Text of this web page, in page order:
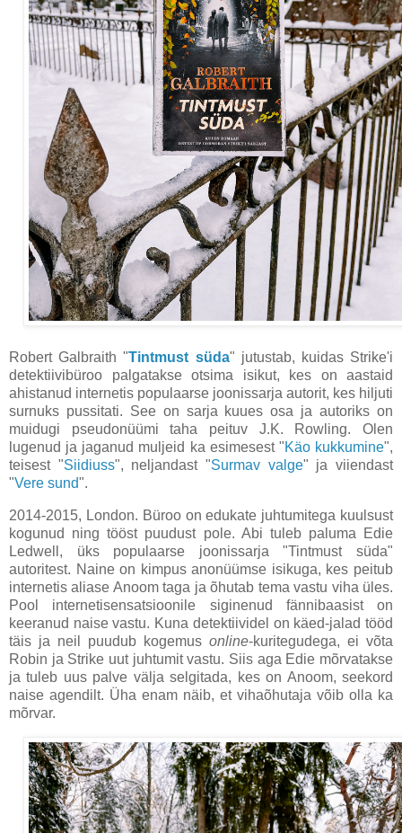
Robert Galbraith "Tintmust süda" jutustab, kuidas Strike'i
detektiivibüroo palgatakse otsima isikut, kes on aastaid
ahistanud internetis populaarse joonissarja autorit, kes hiljuti
surnuks pussitati. See on sarja kuues osa ja autoriks on
muidugi pseudonüümi taha peituv J.K. Rowling. Olen
lugenud ja jaganud muljeid ka esimesest "Käo kukkumine",
teisest "Siidiuss", neljandast "Surmav valge" ja viiendast
"Vere sund".
2014-2015, London. Büroo on edukate juhtumitega kuulsust
kogunud ning tööst puudust pole. Abi tuleb paluma Edie
Ledwell, üks populaarse joonissarja "Tintmust süda"
autoritest. Naine on kimpus anonüümse isikuga, kes peitub
internetis aliase Anoom taga ja õhutab tema vastu viha üles.
Pool internetisensatsioonile siginenud fännibaasist on
keeranud naise vastu. Kuna detektiividel on käed-jalad tööd
täis ja neil puudub kogemus online-kuritegudega, ei võta
Robin ja Strike uut juhtumit vastu. Siis aga Edie mõrvatakse
ja tuleb uus palve välja selgitada, kes on Anoom, seekord
naise agendilt. Üha enam näib, et vihaõhutaja võib olla ka
mõrvar.